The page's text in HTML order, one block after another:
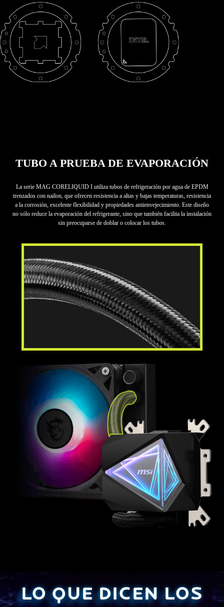
TUBO A PRUEBA DE EVAPORACIÓN
La serie MAG CORELIQUID I utiliza tubos de refrigeración por agua de EPDM
trenzados con nailon, que ofrecen resistencia a altas y bajas temperaturas, resistencia
a la corrosión, excelente flexibilidad y propiedades antienvejecimiento. Este diseño
no sólo reduce la evaporación del refrigerante, sino que también facilita la instalación
sin preocuparse de doblar o colocar los tubos.
LO QUE DICEN LOS